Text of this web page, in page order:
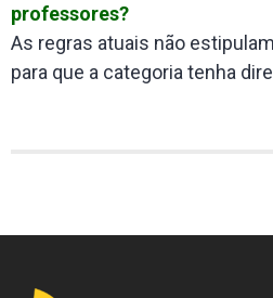
professores?
As regras atuais não
para que a categoria tenha